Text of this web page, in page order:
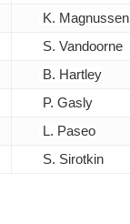
K. Magnussen
S. Vandoorne
B. Hartley
P. Gasly
L. Paseo
S. Sirotkin